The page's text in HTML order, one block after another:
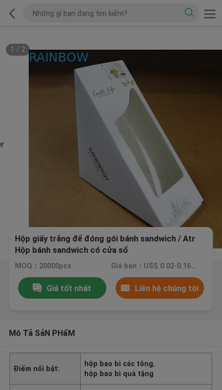
1 / 2
Hộp giấy trắng để đóng gói bánh sandwich / Atr
Hộp bánh sandwich có cửa sổ
MOQ：20000pcs Giá bán：US$ 0.02-0.16 PCS
Giá tốt nhất Liên hệ chúng tôi
Mô Tả SảN PHẩM
Điểm nổi bật:
hộp bao bì các tông,
hộp bao bì quà tặng